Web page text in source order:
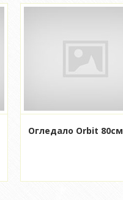
Огледало Orbit 80см